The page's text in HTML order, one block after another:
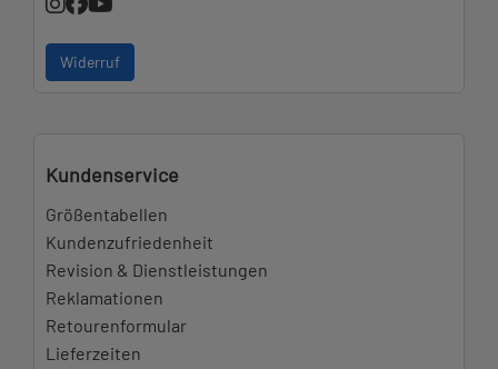
Widerruf
Kundenservice
Größentabellen
Kundenzufriedenheit
Revision & Dienstleistungen
Reklamationen
Retourenformular
Lieferzeiten